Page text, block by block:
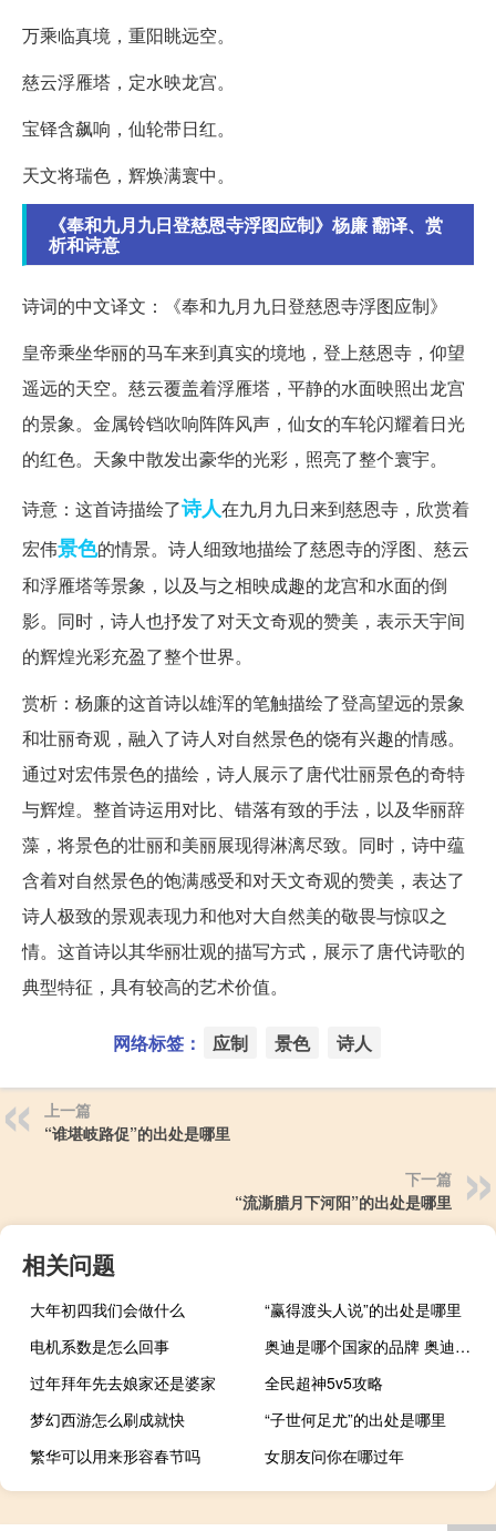
万乘临真境，重阳眺远空。
慈云浮雁塔，定水映龙宫。
宝铎含飙响，仙轮带日红。
天文将瑞色，辉焕满寰中。
《奉和九月九日登慈恩寺浮图应制》杨廉 翻译、赏
析和诗意
诗词的中文译文：《奉和九月九日登慈恩寺浮图应制》
皇帝乘坐华丽的马车来到真实的境地，登上慈恩寺，仰望
遥远的天空。慈云覆盖着浮雁塔，平静的水面映照出龙宫
的景象。金属铃铛吹响阵阵风声，仙女的车轮闪耀着日光
的红色。天象中散发出豪华的光彩，照亮了整个寰宇。
诗意：这首诗描绘了诗人在九月九日来到慈恩寺，欣赏着
宏伟景色的情景。诗人细致地描绘了慈恩寺的浮图、慈云
和浮雁塔等景象，以及与之相映成趣的龙宫和水面的倒
影。同时，诗人也抒发了对天文奇观的赞美，表示天宇间
的辉煌光彩充盈了整个世界。
赏析：杨廉的这首诗以雄浑的笔触描绘了登高望远的景象
和壮丽奇观，融入了诗人对自然景色的饶有兴趣的情感。
通过对宏伟景色的描绘，诗人展示了唐代壮丽景色的奇特
与辉煌。整首诗运用对比、错落有致的手法，以及华丽辞
藻，将景色的壮丽和美丽展现得淋漓尽致。同时，诗中蕴
含着对自然景色的饱满感受和对天文奇观的赞美，表达了
诗人极致的景观表现力和他对大自然美的敬畏与惊叹之
情。这首诗以其华丽壮观的描写方式，展示了唐代诗歌的
典型特征，具有较高的艺术价值。
网络标签： 应制 景色 诗人
上一篇
“谁堪岐路促”的出处是哪里
下一篇
“流澌腊月下河阳”的出处是哪里
相关问题
大年初四我们会做什么
“赢得渡头人说”的出处是哪里
电机系数是怎么回事
奥迪是哪个国家的品牌 奥迪产地哪个国家（奥迪是哪个国家的品牌）
过年拜年先去娘家还是婆家
全民超神5v5攻略
梦幻西游怎么刷成就快
“子世何足尤”的出处是哪里
繁华可以用来形容春节吗
女朋友问你在哪过年